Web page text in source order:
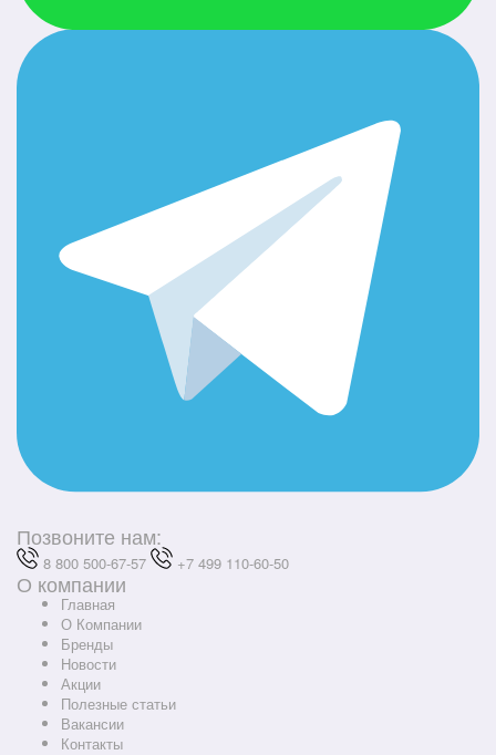
Позвоните нам:
8 800 500-67-57 +7 499 110-60-50
О компании
Главная
О Компании
Бренды
Новости
Акции
Полезные статьи
Вакансии
Контакты